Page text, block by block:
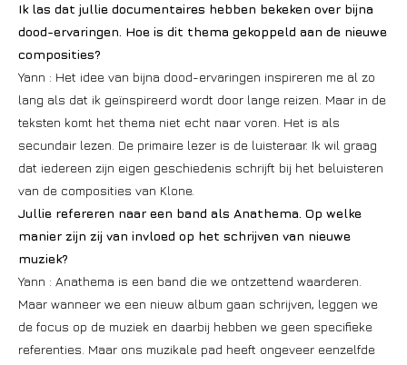
Ik las dat jullie documentaires hebben bekeken over bijna
dood-ervaringen. Hoe is dit thema gekoppeld aan de nieuwe
composities?
Yann : Het idee van bijna dood-ervaringen inspireren me al zo
lang als dat ik geïnspireerd wordt door lange reizen. Maar in de
teksten komt het thema niet echt naar voren. Het is als
secundair lezen. De primaire lezer is de luisteraar. Ik wil graag
dat iedereen zijn eigen geschiedenis schrijft bij het beluisteren
van de composities van Klone.
Jullie refereren naar een band als Anathema. Op welke
manier zijn zij van invloed op het schrijven van nieuwe
muziek?
Yann : Anathema is een band die we ontzettend waarderen.
Maar wanneer we een nieuw album gaan schrijven, leggen we
de focus op de muziek en daarbij hebben we geen specifieke
referenties. Maar ons muzikale pad heeft ongeveer eenzelfde